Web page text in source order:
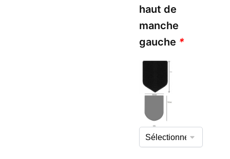
haut de
manche
gauche *